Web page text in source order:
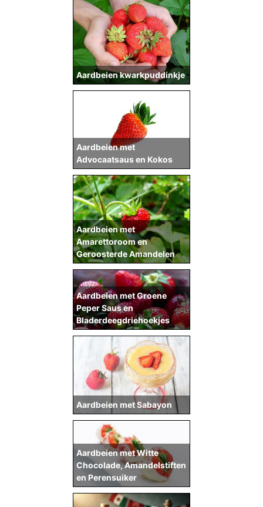
Aardbeien kwarkpuddinkje
Aardbeien met
Advocaatsaus en Kokos
Aardbeien met
Amarettoroom en
Geroosterde Amandelen
Aardbeien met Groene
Peper Saus en
Bladerdeegdriehoekjes
Aardbeien met Sabayon
Aardbeien met Witte
Chocolade, Amandelstiften
en Perensuiker